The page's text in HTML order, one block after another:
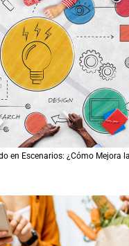
en Escenarios: ¿Cómo Mejora